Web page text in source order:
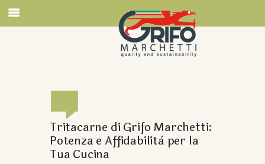
Tritacarne di Grifo Marchetti:
Potenza e Affidabilità per la
Tua Cucina